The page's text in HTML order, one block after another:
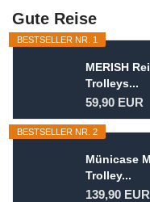
Gute Reise
BESTSELLER NR. 1
MERISH
Trolleys...
59,90 EUR
BESTSELLER NR. 2
Münicase
Trolley...
139,90 EUR